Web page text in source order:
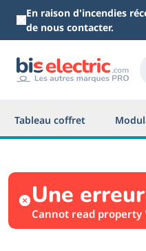
Aller au contenu principal
En raison d'incendies
de nous contacter.
Tableau coffret
Une
Cannot read